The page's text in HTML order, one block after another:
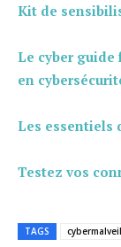
Kit de
Le cyber guide
en
Les essentiels
Testez vos
TAGS